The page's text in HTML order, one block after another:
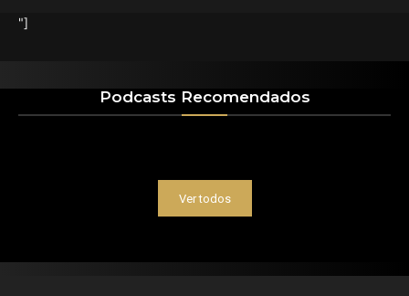
"]
Podcasts Recomendados
Ver todos